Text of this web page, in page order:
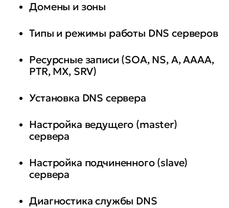
Домены и зоны
Типы и режимы работы DNS серверов
Ресурсные записи (SOA, NS, A, AAAA,
PTR, MX, SRV)
Установка DNS сервера
Настройка ведущего (master)
сервера
Настройка подчиненного (slave)
сервера
Диагностика службы DNS